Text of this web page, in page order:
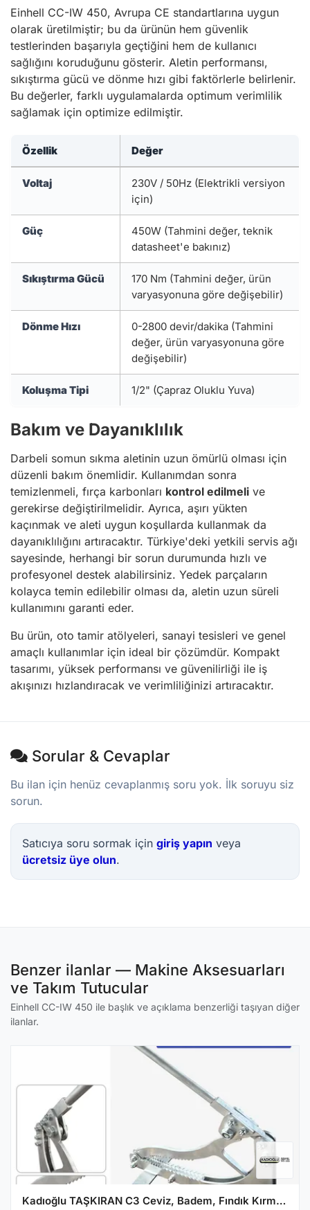
Einhell CC-IW 450, Avrupa CE standartlarına uygun
olarak üretilmiştir; bu da ürünün hem güvenlik
testlerinden başarıyla geçtiğini hem de kullanıcı
sağlığını koruduğunu gösterir. Aletin performansı,
sıkıştırma gücü ve dönme hızı gibi faktörlerle belirlenir.
Bu değerler, farklı uygulamalarda optimum verimlilik
sağlamak için optimize edilmiştir.
Özellik Değer
Voltaj
230V / 50Hz (Elektrikli versiyon
için)
Güç
450W (Tahmini değer, teknik
datasheet'e bakınız)
Sıkıştırma Gücü
170 Nm (Tahmini değer, ürün
varyasyonuna göre değişebilir)
Dönme Hızı
0-2800 devir/dakika (Tahmini
değer, ürün varyasyonuna göre
değişebilir)
Koluşma Tipi 1/2" (Çapraz Oluklu Yuva)
Bakım ve Dayanıklılık
Darbeli somun sıkma aletinin uzun ömürlü olması için
düzenli bakım önemlidir. Kullanımdan sonra
temizlenmeli, fırça karbonları kontrol edilmeli ve
gerekirse değiştirilmelidir. Ayrıca, aşırı yükten
kaçınmak ve aleti uygun koşullarda kullanmak da
dayanıklılığını artıracaktır. Türkiye'deki yetkili servis ağı
sayesinde, herhangi bir sorun durumunda hızlı ve
profesyonel destek alabilirsiniz. Yedek parçaların
kolayca temin edilebilir olması da, aletin uzun süreli
kullanımını garanti eder.
Bu ürün, oto tamir atölyeleri, sanayi tesisleri ve genel
amaçlı kullanımlar için ideal bir çözümdür. Kompakt
tasarımı, yüksek performansı ve güvenilirliği ile iş
akışınızı hızlandıracak ve verimliliğinizi artıracaktır.
Sorular & Cevaplar
Bu ilan için henüz cevaplanmış soru yok. İlk soruyu siz
sorun.
Satıcıya soru sormak için giriş yapın veya
ücretsiz üye olun.
Benzer ilanlar — Makine Aksesuarları
ve Takım Tutucular
Einhell CC-IW 450 ile başlık ve açıklama benzerliği taşıyan diğer
ilanlar.
Kadıoğlu TAŞKIRAN C3 Ceviz, Badem, Fındık Kırma Aleti